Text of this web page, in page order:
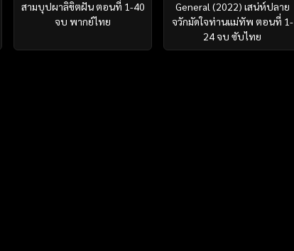
สามบุปผาลิขิตฝัน ตอนที่ 1-40
จบ พากย์ไทย
General (2022) เสน่ห์ปลาย
จวักมัดใจท่านแม่ทัพ ตอนที่ 1-
24 จบ ซับไทย